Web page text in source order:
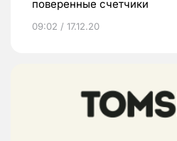
поверенные счетчики
09:02 / 17.12.20